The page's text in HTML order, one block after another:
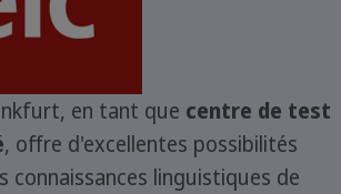
en tant que centre de test
, offre d'excellentes possibilités
connaissances linguistiques de